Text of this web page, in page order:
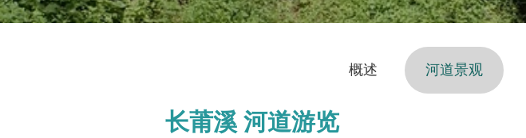
概述 河道景观
长莆溪 河道游览